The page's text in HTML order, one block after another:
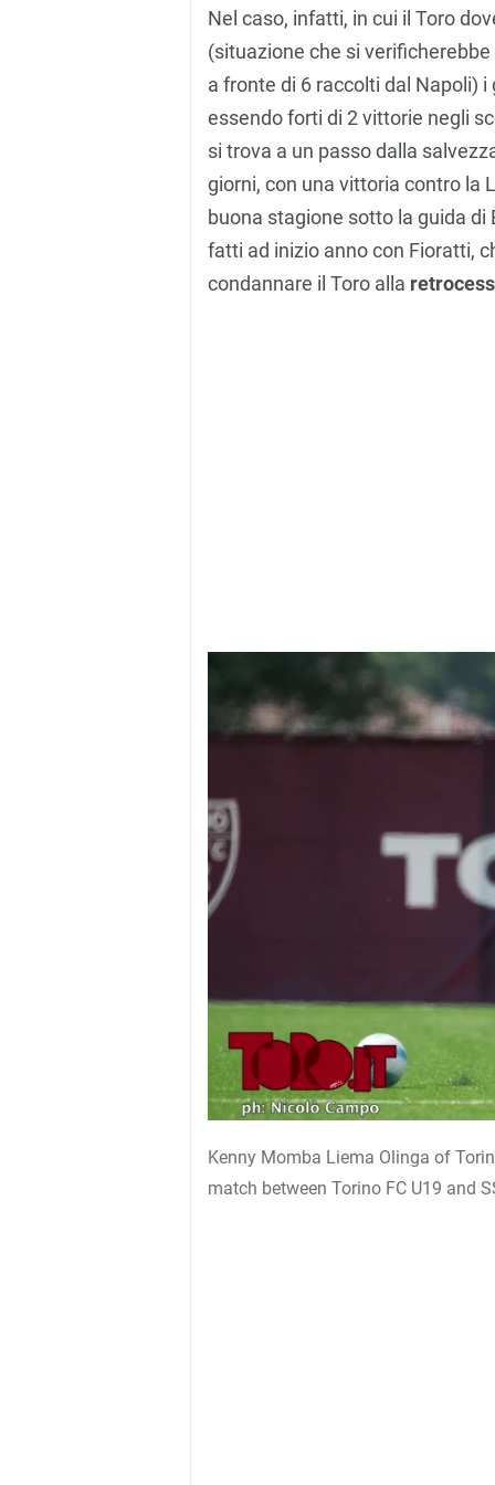
Nel caso, infatti, in cui il Toro
(situazione che si
a fronte di 6 raccolti dal Napoli)
essendo forti di 2 vittorie negli
si trova a un passo dalla
giorni, con una vittoria contro la
buona stagione sotto la guida
fatti ad inizio anno con Fioratti,
condannare il Toro alla
Kenny Momba Liema Olinga of
match between Torino FC U19 and